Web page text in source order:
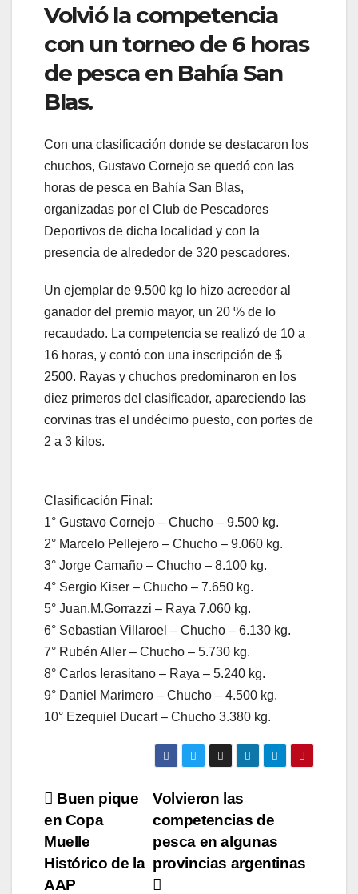
Volvió la competencia
con un torneo de 6 horas
de pesca en Bahía San
Blas.
Con una clasificación donde se destacaron los
chuchos, Gustavo Cornejo se quedó con las
horas de pesca en Bahía San Blas,
organizadas por el Club de Pescadores
Deportivos de dicha localidad y con la
presencia de alrededor de 320 pescadores.
Un ejemplar de 9.500 kg lo hizo acreedor al
ganador del premio mayor, un 20 % de lo
recaudado. La competencia se realizó de 10 a
16 horas, y contó con una inscripción de $
2500. Rayas y chuchos predominaron en los
diez primeros del clasificador, apareciendo las
corvinas tras el undécimo puesto, con portes de
2 a 3 kilos.
Clasificación Final:
1° Gustavo Cornejo – Chucho – 9.500 kg.
2° Marcelo Pellejero – Chucho – 9.060 kg.
3° Jorge Camaño – Chucho – 8.100 kg.
4° Sergio Kiser – Chucho – 7.650 kg.
5° Juan.M.Gorrazzi – Raya 7.060 kg.
6° Sebastian Villaroel – Chucho – 6.130 kg.
7° Rubén Aller – Chucho – 5.730 kg.
8° Carlos Ierasitano – Raya – 5.240 kg.
9° Daniel Marimero – Chucho – 4.500 kg.
10° Ezequiel Ducart – Chucho 3.380 kg.
Navegación
de
entradas
Volvieron las
competencias de
pesca en algunas
provincias argentinas
Buen pique
en Copa
Muelle
Histórico de la
AAP